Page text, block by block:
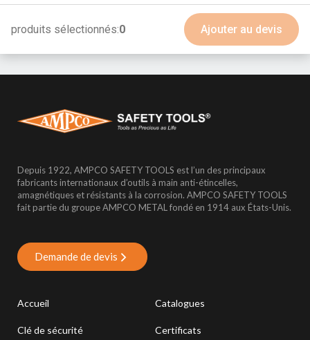
BeCu
produits sélectionnés:0 Ajouter au devis
Depuis 1922, AMPCO SAFETY TOOLS est l’un des principaux
fabricants internationaux d’outils à main anti-étincelles,
amagnétiques et résistants à la corrosion. AMPCO SAFETY TOOLS
fait partie du groupe AMPCO METAL fondé en 1914 aux États-Unis.
Demande de devis
Accueil
Clé de sécurité
Catalogues
Certificats